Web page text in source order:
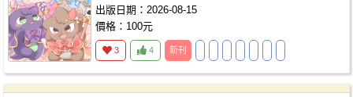
出版日期：2026-08-15
價格：100元
3 4 新刊